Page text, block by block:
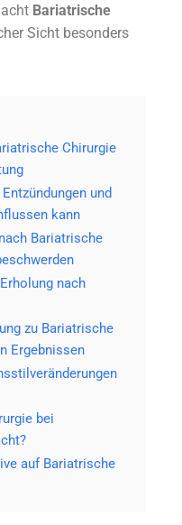
Bariatrische
Sicht besonders
Chirurgie
und
kann
Bariatrische
nach
zu Bariatrische
Ergebnissen
bei
auf Bariatrische